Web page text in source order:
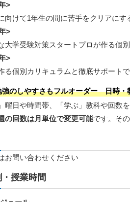
>
向けて1年生の間に苦手をクリアに
>
大学受験対策スタートプロが作る個
>
る個別カリキュラムと徹底サポート
強のしやすさもフルオーダー 日時・
曜日や時間帯、「学ぶ」教科や回数を
の回数は月単位で変更可能です。そ
お問い合わせください
授業時間